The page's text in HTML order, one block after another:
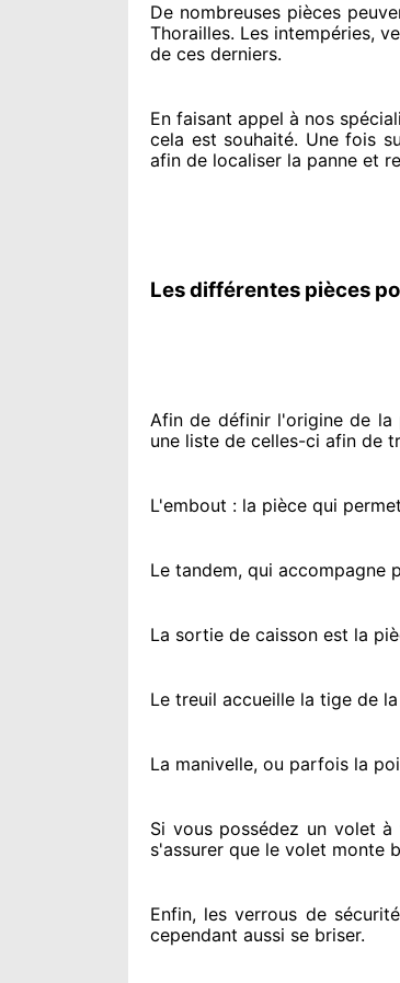
De nombreuses pièces
Thorailles. Les intempéries,
de ces derniers.
En faisant appel à nos
cela est souhaité. Une fois
afin de localiser la panne et
Les différentes pièces
Afin de définir l'originede la
une liste de celles-ci afin de
L'embout : la pièce qui
Le tandem, qui accompagne
La sortie de caisson est la
Le treuil accueille la tige de
La manivelle, ou parfois la
Si vous possédez un volet à
s'assurer que le volet monte
Enfin, les verrous de sécurité
cependant aussi se briser.